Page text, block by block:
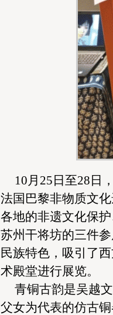
10月25日至28日
法国巴黎非物质文
各地的非遗文化保
苏州干将坊的三件
民族特色，吸引了
术殿堂进行展览。
青铜古韵是吴越
父女为代表的仿古